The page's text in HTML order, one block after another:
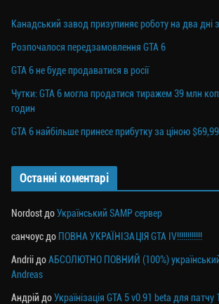
Канадський завод призупиняє роботу на два дні
Розпочалося передзамовлення GTA 6
GTA 6 не буде продаватися в росії
Чутки: GTA 6 могла продатися тиражем 39 млн
годин
GTA 6 найбільше принесе прибутку за ціною
Останні коментарі
Nordost доУкраїнський SAMP сервер
санчоус до ПОВНА УКРАЇНІЗАЦІЯ GTA IV!!!!!!!!!!!!
Andrii доАБСОЛЮТНО ПОВНИЙ (100%) український
Andreas
Андрій доУкраїнізація GTA 5 v0.91 beta для патчу